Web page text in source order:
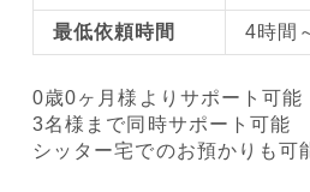
最低依頼時間 4時間
0歳0ヶ月様よりサポート可能
3名様まで同時サポート可能
シッター宅でのお預かりも可